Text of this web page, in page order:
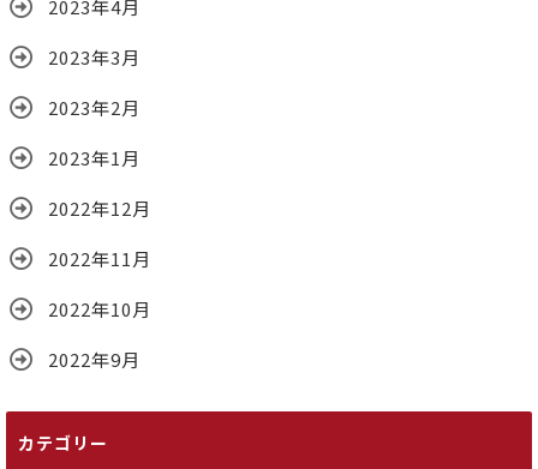
2023年4月
2023年3月
2023年2月
2023年1月
2022年12月
2022年11月
2022年10月
2022年9月
カテゴリー